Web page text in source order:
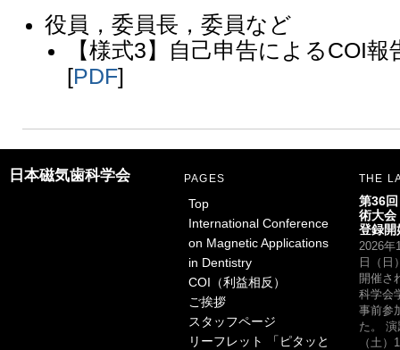
役員，委員長，委員など
【様式3】自己申告によるCOI報
[PDF]
日本磁気歯科学会 PAGES
Top
International Conference
on Magnetic Applications
in Dentistry
COI（利益相反）
ご挨拶
スタッフページ
リーフレット 「ピタッと
THE
第36
術大会
登録開
2026年
日（日
開催さ
科学会
事前参
た。
（土